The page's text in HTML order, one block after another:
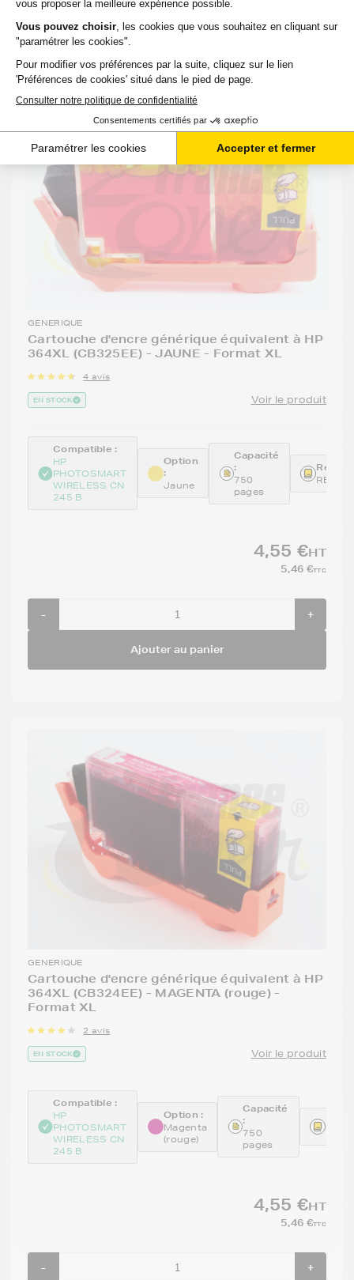
-
GENERIQUE
Cartouche d'encre générique équivalent à HP
364XL (CB325EE) - JAUNE - Format XL
4 avis
EN STOCK Voir le produit
Compatible :
HP
PHOTOSMART
WIRELESS CN
245 B
Option
:
Jaune
Capacité
:
750
pages
4,55 €HT
5,46 €TTC
- +
Ajouter au panier
GENERIQUE
Cartouche d'encre générique équivalent à HP
364XL (CB324EE) - MAGENTA (rouge) -
Format XL
2 avis
EN STOCK Voir le produit
Compatible :
HP
PHOTOSMART
WIRELESS CN
245 B
Option :
Magenta
(rouge)
Capacité
:
750
pages
4,55 €HT
5,46 €TTC
- +